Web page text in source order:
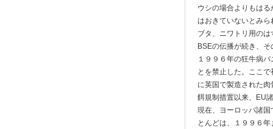
ウシの場合よりもは
はおきていないとみ
ブタ、ニワトリ用の
BSEの伝播が続き、
１９９６年の狂牛病
とを禁止した。ここ
に英国で製造された
餌規制措置以来、EU
現在、ヨーロッパ諸
とんどは、１９９６